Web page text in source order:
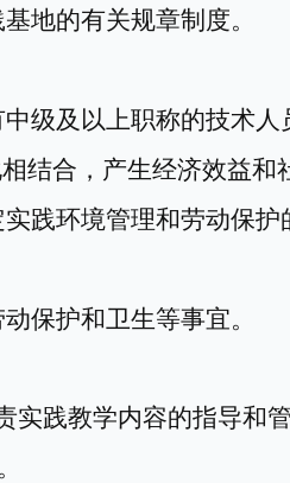
基地的有关规章制度。
级及以上职称的技术人
结合，产生经济效益和
践环境管理和劳动保护
保护和卫生等事宜。
实践教学内容的指导和